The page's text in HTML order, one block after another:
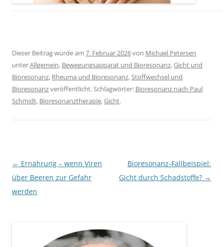
Dieser Beitrag wurde am 7. Februar 2026von Michael Petersen
unterAllgemein, Bewegungsapparat und Bioresonanz,Gicht und
Bioresonanz, Rheuma und Bioresonanz,Stoffwechsel und
Bioresonanzveröffentlicht. Schlagwörter: Bioresonanz nach Paul
Schmidt, Bioresonanztherapie,Gicht.
Beitragsnavigation
← Ernährung – wenn Viren
über Beeren zur Gefahr
werden
Bioresonanz-Fallbeispiel:
Gicht durch Schadstoffe? →